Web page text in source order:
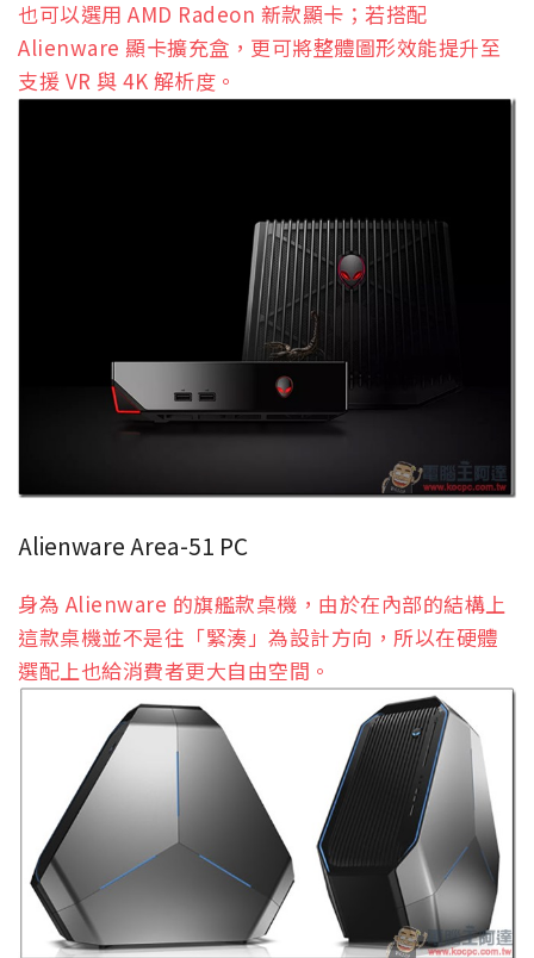
也可以選用 AMD Radeon 新款顯卡；若搭配
Alienware 顯卡擴充盒，更可將整體圖形效能提升至
支援 VR 與 4K 解析度。
Alienware Area-51 PC
身為 Alienware 的旗艦款桌機，由於在內部的結構上
這款桌機並不是往「緊湊」為設計方向，所以在硬體
選配上也給消費者更大自由空間。